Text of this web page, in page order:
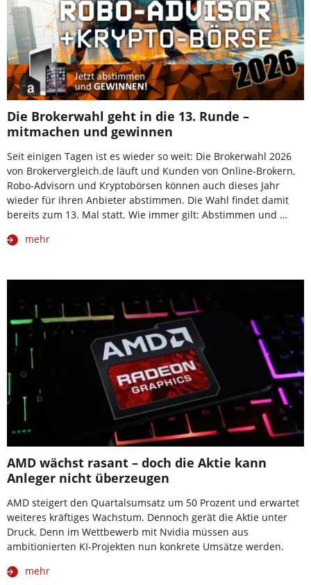
Die Brokerwahl geht in die 13. Runde –
mitmachen und gewinnen
Seit einigen Tagen ist es wieder so weit: Die Brokerwahl 2026
von Brokervergleich.de läuft und Kunden von Online-Brokern,
Robo-Advisorn und Kryptobörsen können auch dieses Jahr
wieder für ihren Anbieter abstimmen. Die Wahl findet damit
bereits zum 13. Mal statt. Wie immer gilt: Abstimmen und …
mehr
AMD wächst rasant – doch die Aktie kann
Anleger nicht überzeugen
AMD steigert den Quartalsumsatz um 50 Prozent und erwartet
weiteres kräftiges Wachstum. Dennoch gerät die Aktie unter
Druck. Denn im Wettbewerb mit Nvidia müssen aus
ambitionierten KI-Projekten nun konkrete Umsätze werden.
mehr